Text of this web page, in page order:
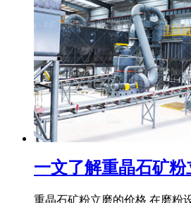
一文了解重晶石矿
重晶石矿粉立磨的价格 在磨粉